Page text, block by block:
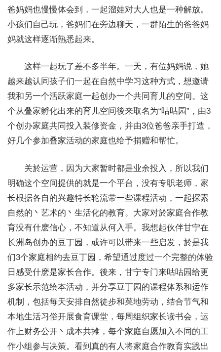
爸妈妈也慢慢体会到，一起溜娃对大人也是一种解放。
小孩们自己玩，爸妈们在旁边聊天，一群陌生的爸爸妈
妈就这样逐渐熟悉起来。
这样一起玩了差不多半年。一天，有位妈妈说，她
越来越认同孩子们一起在自然中学习这种方式，想邀请
我和另一个活跃家庭一起创办一个共同育儿的空间。这
个从叠家孵化出来的育儿空间後来取名为“咕咕园”，由3
个创办家庭共同投入装修资金，并由3位爸爸亲手打造，
好几个参加叠家活动的家庭也给予捐赠和帮忙。
关於运营，因为大家暂时都是业余投入，所以我们
明确这个空间提供的就是一个平台，没有专职老师，家
长根据各自的兴趣特长轮流带一些课程活动，一起探索
自然的丶艺术的丶生活化的教育。大家对於家庭合作教
育没有什麽信心，不知道从何入手。我想起伙伴甘宁在
长洲岛创办的豆丁园，或许可以带来一些启发，於是我
们3个家庭相约去豆丁园，希望通过度过一个完整的体验
日感受什麽是家长合作。後来，甘宁专门来咕咕园给更
多家长示范绘本活动，并分享豆丁园的课程体系和运作
机制，包括每天安排自然徒步和菜地劳动，结合节气和
本地生活习俗开展食育课堂，每周组织家长读书会，运
作上财务公开丶成本共摊，每个家庭自愿加入不同的工
作小组参与决策。看到真的有人将家庭合作教育实践出